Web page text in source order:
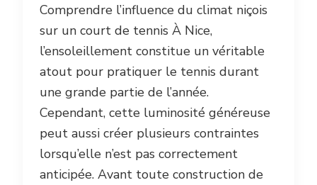
Comprendre l’influence du climat niçois
sur un court de tennis À Nice,
l’ensoleillement constitue un véritable
atout pour pratiquer le tennis durant
une grande partie de l’année.
Cependant, cette luminosité généreuse
peut aussi créer plusieurs contraintes
lorsqu’elle n’est pas correctement
anticipée. Avant toute construction de